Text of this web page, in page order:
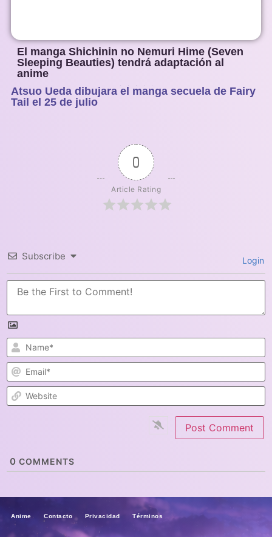
El manga Shichinin no Nemuri Hime (Seven
Sleeping Beauties) tendrá adaptación al
anime
Atsuo Ueda dibujara el manga secuela de Fairy
Tail el 25 de julio
0
Article Rating
Subscribe Login
0 COMMENTS
Anime Contacto Privacidad Términos